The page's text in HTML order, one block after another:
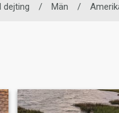
dejting / Män /